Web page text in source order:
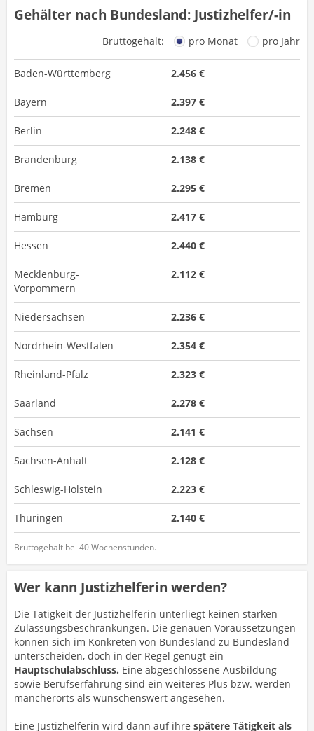
Gehälter nach Bundesland: Justizhelfer/-in
Bruttogehalt: pro Monat pro Jahr
Baden-Württemberg 2.456 €
Bayern 2.397 €
Berlin 2.248 €
Brandenburg 2.138 €
Bremen 2.295 €
Hamburg 2.417 €
Hessen 2.440 €
Mecklenburg-
Vorpommern
2.112 €
Niedersachsen 2.236 €
Nordrhein-Westfalen 2.354 €
Rheinland-Pfalz 2.323 €
Saarland 2.278 €
Sachsen 2.141 €
Sachsen-Anhalt 2.128 €
Schleswig-Holstein 2.223 €
Thüringen 2.140 €
Bruttogehalt bei 40 Wochenstunden.
Wer kann Justizhelferin werden?
Die Tätigkeit der Justizhelferin unterliegt keinen starken
Zulassungsbeschränkungen. Die genauen Voraussetzungen
können sich im Konkreten von Bundesland zu Bundesland
unterscheiden, doch in der Regel genügt ein
Hauptschulabschluss. Eine abgeschlossene Ausbildung
sowie Berufserfahrung sind ein weiteres Plus bzw. werden
mancherorts als wünschenswert angesehen.
Eine Justizhelferin wird dann auf ihre spätere Tätigkeit als